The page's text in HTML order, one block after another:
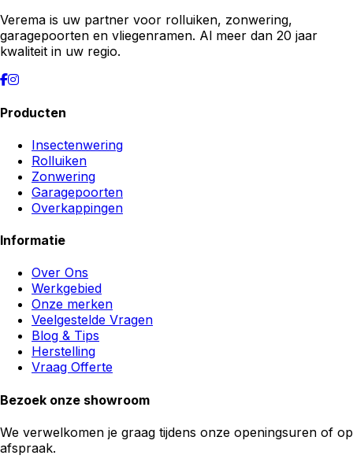
Verema is uw partner voor rolluiken, zonwering,
garagepoorten en vliegenramen. Al meer dan 20 jaar
kwaliteit in uw regio.
Producten
Insectenwering
Rolluiken
Zonwering
Garagepoorten
Overkappingen
Informatie
Over Ons
Werkgebied
Onze merken
Veelgestelde Vragen
Blog & Tips
Herstelling
Vraag Offerte
Bezoek onze showroom
We verwelkomen je graag tijdens onze openingsuren of op
afspraak.